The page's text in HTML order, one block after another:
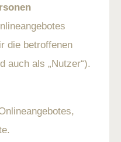
die betroffenen
auch als „Nutzer“).